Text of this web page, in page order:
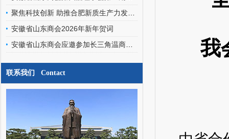
安徽省山东商会2026年新年贺词
联系我们 Contact
我